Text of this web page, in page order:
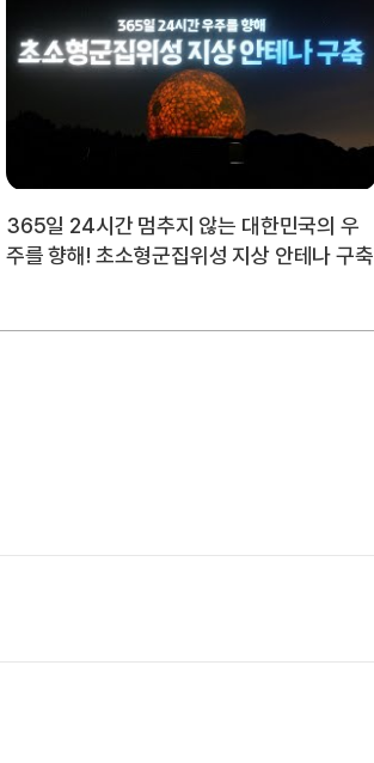
365일 24시간 멈추지 않는 대한민국의 우
주를 향해! 초소형군집위성 지상 안테나 구축